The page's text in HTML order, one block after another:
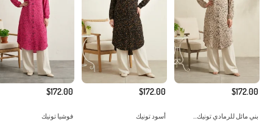
$172.00
بني مائل للرمادي تونيك...
$172.00
أسود تونيك
$172.00
فوشيا تونيك